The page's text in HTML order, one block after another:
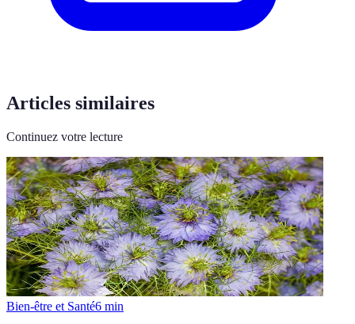
Articles similaires
Continuez votre lecture
Bien-être et Santé6 min